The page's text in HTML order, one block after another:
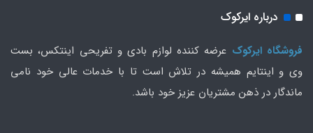
درباره ایرکوک
فروشگاه ایرکوک عرضه کننده لوازم بادی و تفریحی اینتکس، بست
وی و اینتایم همیشه در تلاش است تا با خدمات عالی خود نامی
ماندگار در ذهن مشتریان عزیز خود باشد.